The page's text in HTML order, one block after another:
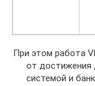
При этом работа
от достижения
системой и